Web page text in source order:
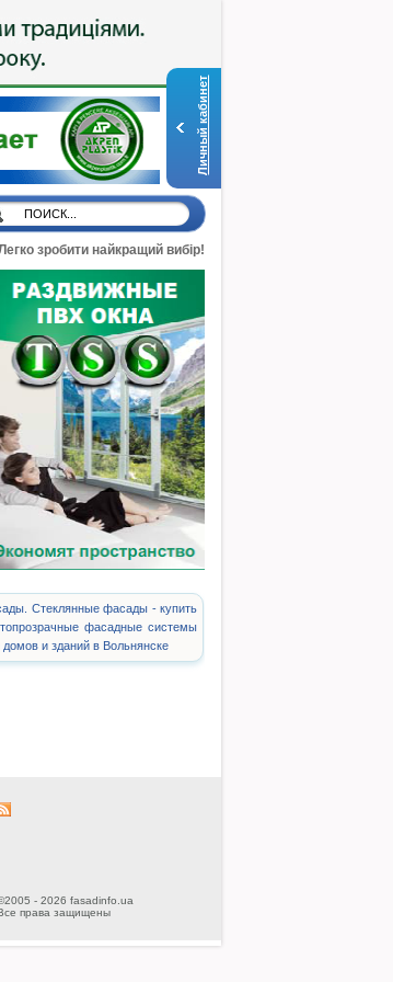
Личный кабинет
зробити найкращий вибір!
Стеклянные фасады - купить
фасадные системы
домов и зданий в Вольнянске
- 2026 fasadinfo.ua
права защищены